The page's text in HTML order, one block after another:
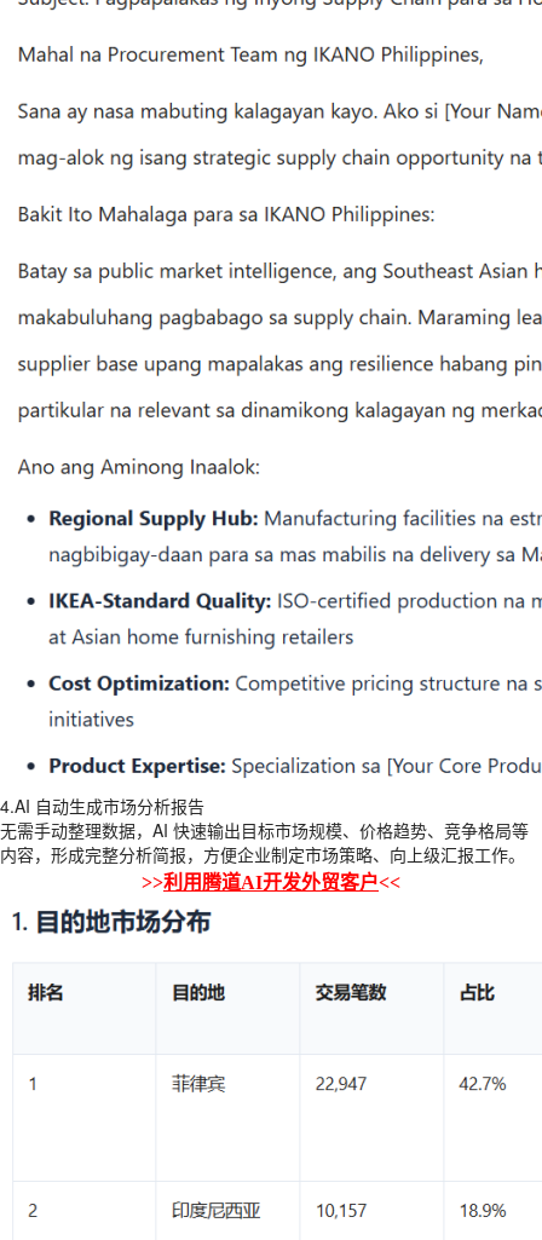
4.AI 自动生成市场分析报告
无需手动整理数据，AI 快速输出目标市场规模、价格趋势、竞争格局等
内容，形成完整分析简报，方便企业制定市场策略、向上级汇报工作。
>>利用腾道AI开发外贸客户<<